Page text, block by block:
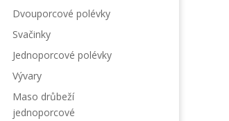
Dvouporcové polévky
Svačinky
Jednoporcové polévky
Vývary
Maso drůbeží
jednoporcové